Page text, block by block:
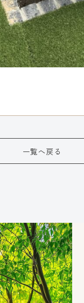
一覧へ戻る